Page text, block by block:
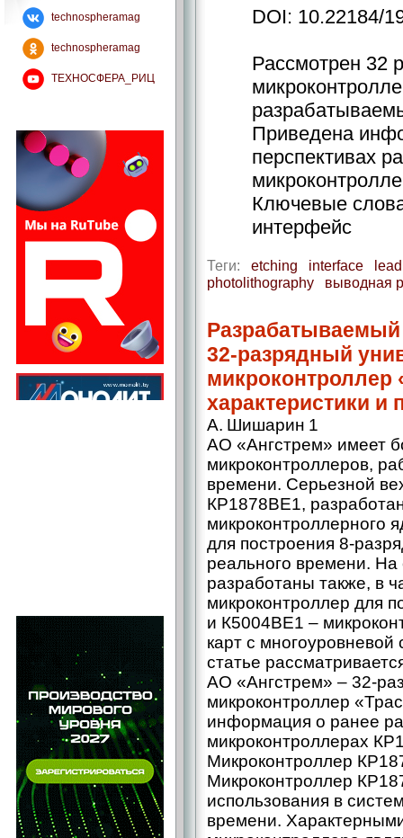
technospheramag
technospheramag
ТЕХНОСФЕРА_РИЦ
DOI: 10.22184/
Рассмотрен 32
Приведена
перспективах
Ключевые
интерфейс
Теги: etching interface
photolithography
выводная
32‑разрядный
микроконтроллер
характеристики и
А. Шишарин 1
АО «Ангстрем» имеет
микроконтроллеров,
времени. Серьезной
КР1878ВЕ1,
микроконтроллерного
для построения
реального времени. На
разработаны также, в
микроконтроллер для
и К5004ВЕ1 –
карт с
статье
АО «Ангстрем» –
микроконтроллер
информация о ранее
микроконтроллерах
Микроконтроллер
Микроконтроллер
использования в
времени.